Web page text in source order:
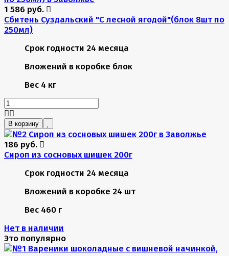
1 586 руб.
Сбитень Суздальский "С лесной ягодой"(блок 8шт по
250мл)
Срок годности 24 месяца
Вложений в коробке блок
Вес 4 кг
В корзину
186 руб.
Сироп из сосновых шишек 200г
Срок годности 24 месяца
Вложений в коробке 24 шт
Вес 460 г
Нет в наличии
Это популярно